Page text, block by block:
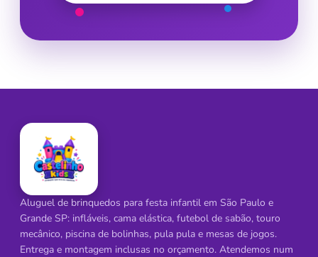
Aluguel de brinquedos para festa infantil em São Paulo e
Grande SP: infláveis, cama elástica, futebol de sabão, touro
mecânico, piscina de bolinhas, pula pula e mesas de jogos.
Entrega e montagem inclusas no orçamento. Atendemos num